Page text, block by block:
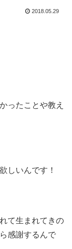
2018.05.29
ったことや教え
しいんです！
て生まれてきの
感謝するんで